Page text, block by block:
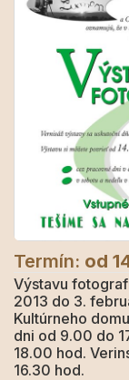
Termín: od
Výstavu
2013 do 3.
Kultúrneho
dni od 9.00 do
18.00 hod.
16.30 hod.